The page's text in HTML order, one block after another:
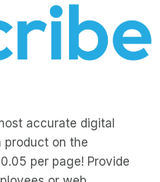
accurate digital
product on the
per page! Provide